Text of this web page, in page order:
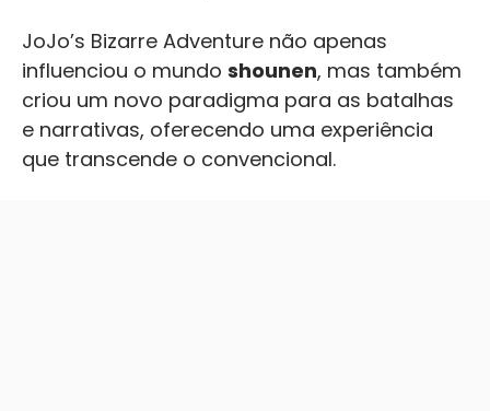
JoJo’s Bizarre Adventure não apenas
influenciou o mundo shounen, mas também
criou um novo paradigma para as batalhas
e narrativas, oferecendo uma experiência
que transcende o convencional.